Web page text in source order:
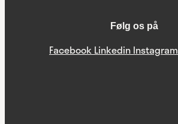
Følg os på
Facebook Linkedin Instagram